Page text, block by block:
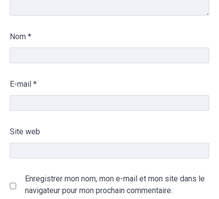
Nom *
E-mail *
Site web
Enregistrer mon nom, mon e-mail et mon site dans le
navigateur pour mon prochain commentaire.